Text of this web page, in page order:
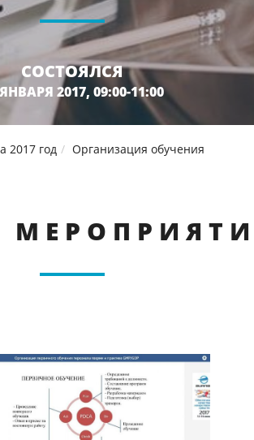
СОСТОЯЛСЯ
2017, 09:00-11:00
2017 год
Организация обучения